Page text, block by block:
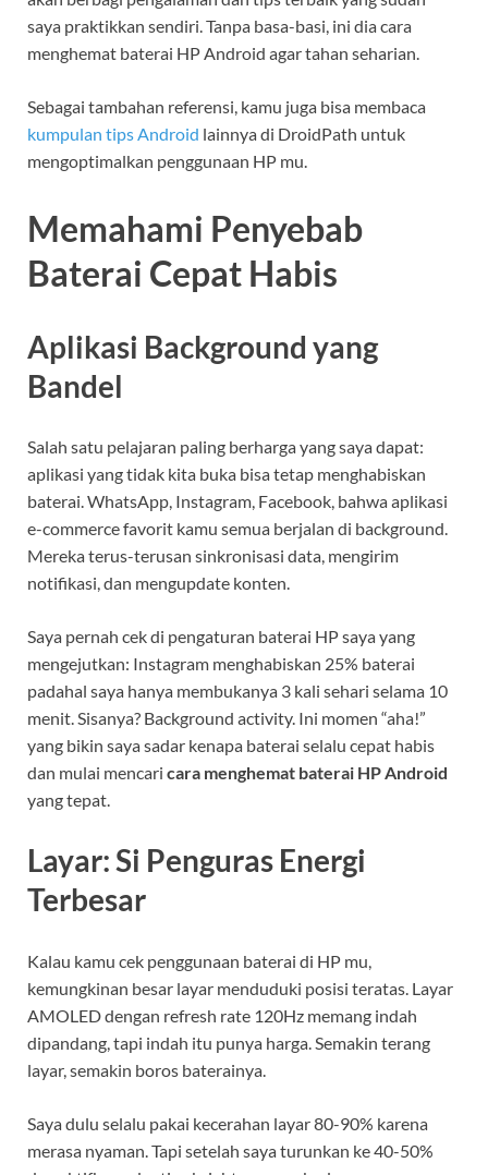
saya praktikkan sendiri. Tanpa basa-basi, ini dia cara
menghemat baterai HP Android agar tahan seharian.
Sebagai tambahan referensi, kamu juga bisa membaca
kumpulan tips Android lainnya di DroidPath untuk
mengoptimalkan penggunaan HP mu.
Memahami Penyebab
Baterai Cepat Habis
Aplikasi Background yang
Bandel
Salah satu pelajaran paling berharga yang saya dapat:
aplikasi yang tidak kita buka bisa tetap menghabiskan
baterai. WhatsApp, Instagram, Facebook, bahwa aplikasi
e-commerce favorit kamu semua berjalan di background.
Mereka terus-terusan sinkronisasi data, mengirim
notifikasi, dan mengupdate konten.
Saya pernah cek di pengaturan baterai HP saya yang
mengejutkan: Instagram menghabiskan 25% baterai
padahal saya hanya membukanya 3 kali sehari selama 10
menit. Sisanya? Background activity. Ini momen “aha!”
yang bikin saya sadar kenapa baterai selalu cepat habis
dan mulai mencari cara menghemat baterai HP Android
yang tepat.
Layar: Si Penguras Energi
Terbesar
Kalau kamu cek penggunaan baterai di HP mu,
kemungkinan besar layar menduduki posisi teratas. Layar
AMOLED dengan refresh rate 120Hz memang indah
dipandang, tapi indah itu punya harga. Semakin terang
layar, semakin boros baterainya.
Saya dulu selalu pakai kecerahan layar 80-90% karena
merasa nyaman. Tapi setelah saya turunkan ke 40-50%